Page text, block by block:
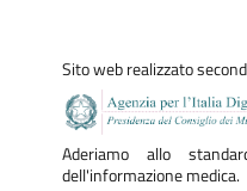
Sito web realizzato
Aderiamo allo
dell'informazione medica.